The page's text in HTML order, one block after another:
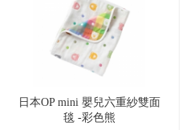
日本OP mini 嬰兒六重紗雙面
毯 -彩色熊